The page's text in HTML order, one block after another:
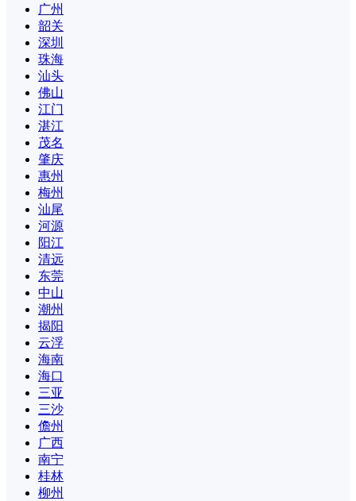
广州
韶关
深圳
珠海
汕头
佛山
江门
湛江
茂名
肇庆
惠州
梅州
汕尾
河源
阳江
清远
东莞
中山
潮州
揭阳
云浮
海南
海口
三亚
三沙
儋州
广西
南宁
桂林
柳州